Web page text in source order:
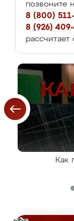
позвоните
8 (800)
8 (926) 409-
рассчитает
Как